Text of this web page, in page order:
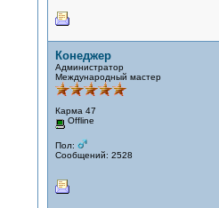
Конеджер
Администратор
Международный мастер
Карма 47
Offline
Пол:
Сообщений: 2528